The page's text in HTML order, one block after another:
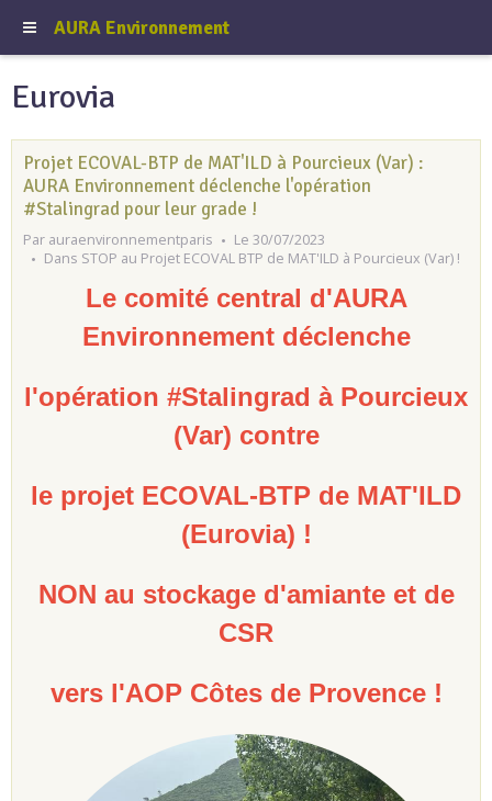
AURA Environnement
Eurovia
Projet ECOVAL-BTP de MAT'ILD à Pourcieux (Var) :
AURA Environnement déclenche l'opération
#Stalingrad pour leur grade !
Par auraenvironnementparis
Le 30/07/2023
Dans STOP au Projet ECOVAL BTP de MAT'ILD à Pourcieux (Var) !
Le comité central d'AURA
Environnement déclenche
l'opération #Stalingrad à Pourcieux
(Var) contre
le projet ECOVAL-BTP de MAT'ILD
(Eurovia) !
NON au stockage d'amiante et de
CSR
vers l'AOP Côtes de Provence !